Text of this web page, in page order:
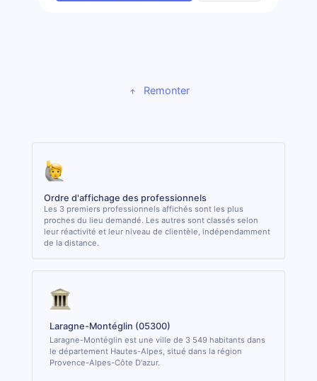
Remonter
Ordre d'affichage des professionnels
Les 3 premiers professionnels affichés sont les plus
proches du lieu demandé. Les autres sont classés selon
leur réactivité et leur niveau de clientèle, indépendamment
de la distance.
Laragne-Montéglin (05300)
Laragne-Montéglin est une ville de 3 549 habitants dans
le département Hautes-Alpes, situé dans la région
Provence-Alpes-Côte D'azur.